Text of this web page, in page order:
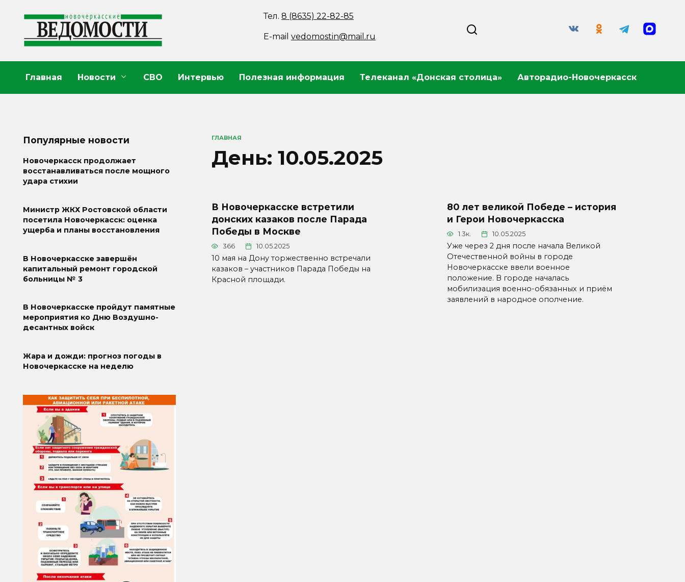
содержанию
Тел.8 (8635) 22-82-85
E-mailvedomostin@mail.ru
Главная Новости СВО Интервью Полезная информация Телеканал «Донская столица» Авторадио-Новочеркасск
ГЛАВНАЯ
День: 10.05.2025
В Новочеркасске встретили
донских казаков после Парада
Победы в Москве
366 10.05.2025
10 мая на Дону торжественно встречали
казаков – участников Парада Победы на
Красной площади.
80 лет великой Победе – история
и Герои Новочеркасска
1.3к. 10.05.2025
Уже через 2 дня после начала Великой
Отечественной войны в городе
Новочеркасске ввели военное
положение. В городе началась
мобилизация военно-обязанных и приём
заявлений в народное ополчение.
Популярные новости
Новочеркасск продолжает
восстанавливаться после мощного
удара стихии
Министр ЖКХ Ростовской области
посетила Новочеркасск: оценка
ущерба и планы восстановления
В Новочеркасске завершён
капитальный ремонт городской
больницы № 3
В Новочеркасске пройдут памятные
мероприятия ко Дню Воздушно-
десантных войск
Жара и дожди: прогноз погоды в
Новочеркасске на неделю